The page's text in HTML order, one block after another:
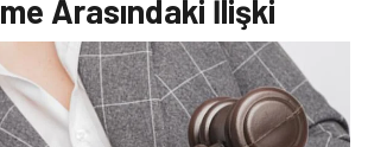
Arasındaki İlişki